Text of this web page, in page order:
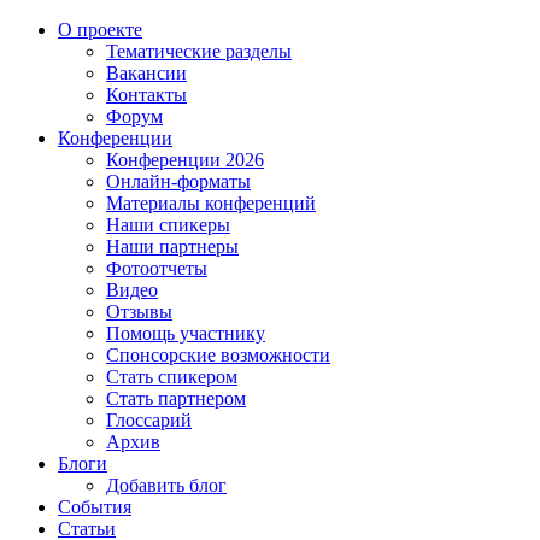
О проекте
Тематические разделы
Вакансии
Контакты
Форум
Конференции
Конференции 2026
Онлайн-форматы
Материалы конференций
Наши спикеры
Наши партнеры
Фотоотчеты
Видео
Отзывы
Помощь участнику
Спонсорские возможности
Стать спикером
Стать партнером
Глоссарий
Архив
Блоги
Добавить блог
События
Статьи